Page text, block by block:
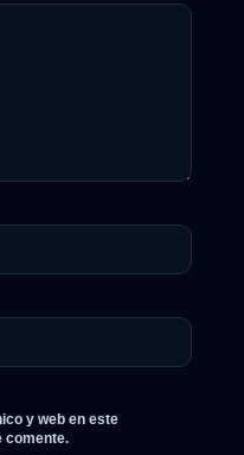
y web en este
comente.